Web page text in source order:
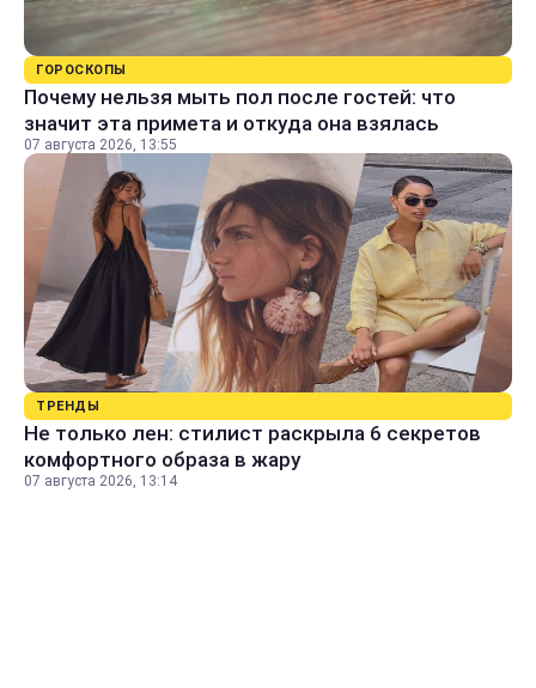
ГОРОСКОПЫ
Почему нельзя мыть пол после гостей: что
значит эта примета и откуда она взялась
07 августа 2026, 13:55
ТРЕНДЫ
Не только лен: стилист раскрыла 6 секретов
комфортного образа в жару
07 августа 2026, 13:14